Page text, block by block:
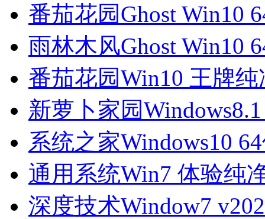
番茄花园Ghost Win10
雨林木风Ghost Win10
番茄花园Win10 王牌纯
新萝卜家园
系统之家Windows10
通用系统Win7 体验纯
深度技术Window7